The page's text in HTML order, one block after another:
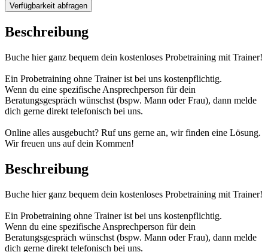
Verfügbarkeit abfragen
Beschreibung
Buche hier ganz bequem dein kostenloses Probetraining mit Trainer!
Ein Probetraining ohne Trainer ist bei uns kostenpflichtig.
Wenn du eine spezifische Ansprechperson für dein
Beratungsgespräch wünschst (bspw. Mann oder Frau), dann melde
dich gerne direkt telefonisch bei uns.
Online alles ausgebucht? Ruf uns gerne an, wir finden eine Lösung.
Wir freuen uns auf dein Kommen!
Beschreibung
Buche hier ganz bequem dein kostenloses Probetraining mit Trainer!
Ein Probetraining ohne Trainer ist bei uns kostenpflichtig.
Wenn du eine spezifische Ansprechperson für dein
Beratungsgespräch wünschst (bspw. Mann oder Frau), dann melde
dich gerne direkt telefonisch bei uns.